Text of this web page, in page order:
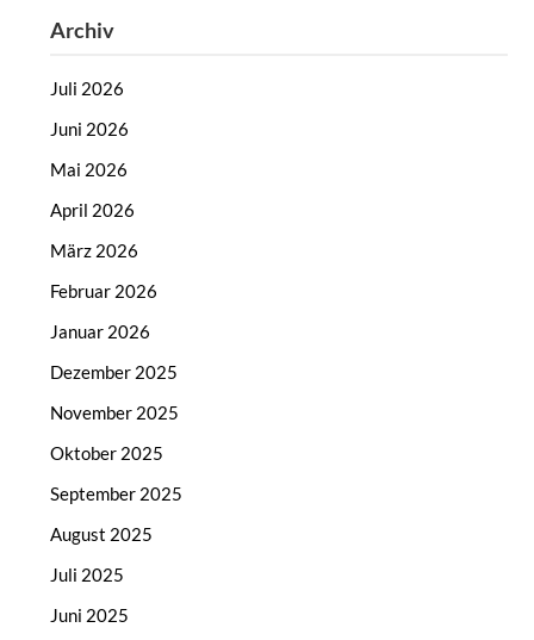
Archiv
Juli 2026
Juni 2026
Mai 2026
April 2026
März 2026
Februar 2026
Januar 2026
Dezember 2025
November 2025
Oktober 2025
September 2025
August 2025
Juli 2025
Juni 2025